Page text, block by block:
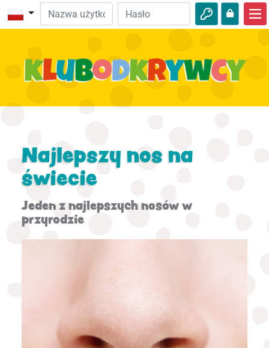
Biblijne przygody
Przygody
Najlepszy nos na
świecie
Jeden z najlepszych nosów w
przyrodzie